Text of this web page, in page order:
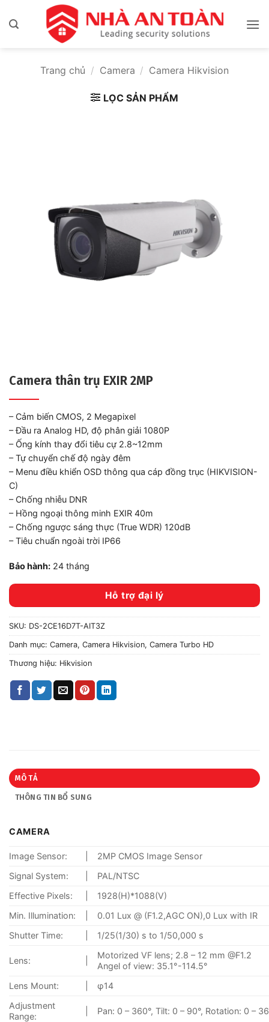
qua
Trang chủ / Camera / Camera Hikvision
LỌC SẢN PHẨM
Camera thân trụ EXIR 2MP
– Cảm biến CMOS, 2 Megapixel
– Đầu ra Analog HD, độ phân giải 1080P
– Ống kính thay đổi tiêu cự 2.8~12mm
– Tự chuyển chế độ ngày đêm
– Menu điều khiển OSD thông qua cáp đồng trục (HIKVISION-
C)
– Chống nhiễu DNR
– Hồng ngoại thông minh EXIR 40m
– Chống ngược sáng thực (True WDR) 120dB
– Tiêu chuẩn ngoài trời IP66
Bảo hành: 24 tháng
Hỗ trợ đại lý
SKU: DS-2CE16D7T-AIT3Z
Danh mục: Camera, Camera Hikvision, Camera Turbo HD
Thương hiệu: Hikvision
MÔ TẢ
THÔNG TIN BỔ SUNG
CAMERA
Image Sensor:
2MP CMOS Image Sensor
Signal System:
PAL/NTSC
Effective Pixels:
1928(H)*1088(V)
Min. Illumination:
0.01 Lux @ (F1.2,AGC ON),0 Lux with IR
Shutter Time:
1/25(1/30) s to 1/50,000 s
Lens:
Motorized VF lens; 2.8 – 12 mm @F1.2
Angel of view: 35.1°-114.5°
Lens Mount:
φ14
Adjustment
Range:
Pan: 0 – 360°, Tilt: 0 – 90°, Rotation: 0 –